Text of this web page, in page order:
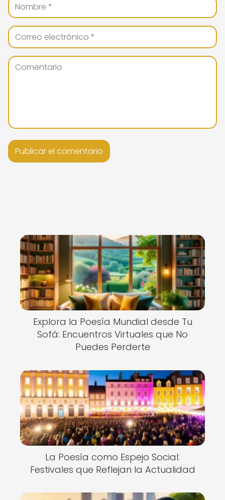
Explora la Poesía Mundial desde Tu
Sofá: Encuentros Virtuales que No
Puedes Perderte
La Poesía como Espejo Social:
Festivales que Reflejan la Actualidad